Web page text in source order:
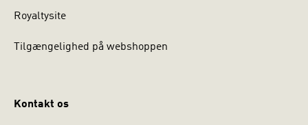
Royaltysite
Tilgængelighed på webshoppen
Kontakt os